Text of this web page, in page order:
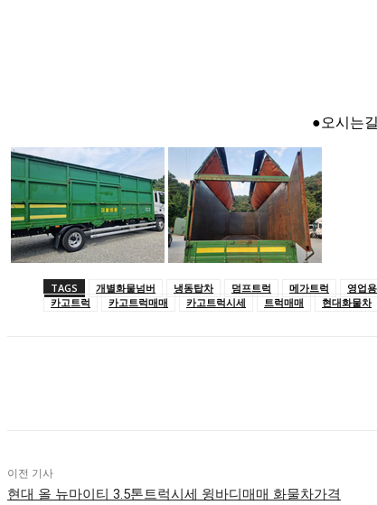
●오시는
TAGS 개별화물넘버 냉동탑차 덤프트럭 메가트럭 영업
카고트럭
카고트럭매매 카고트럭시세 트럭매매 현대화물차
이전 기사
현대 올 뉴마이티 3.5톤트럭시세 윙바디매매 화물차가격